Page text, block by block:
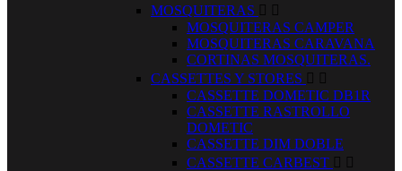
MOSQUITERAS  
MOSQUITERAS CAMPER
MOSQUITERAS CARAVANA
CORTINAS MOSQUITERAS.
CASSETTES Y STORES  
CASSETTE DOMETIC DB1R
CASSETTE RASTROLLO
DOMETIC
CASSETTE DIM DOBLE
CASSETTE CARBEST  